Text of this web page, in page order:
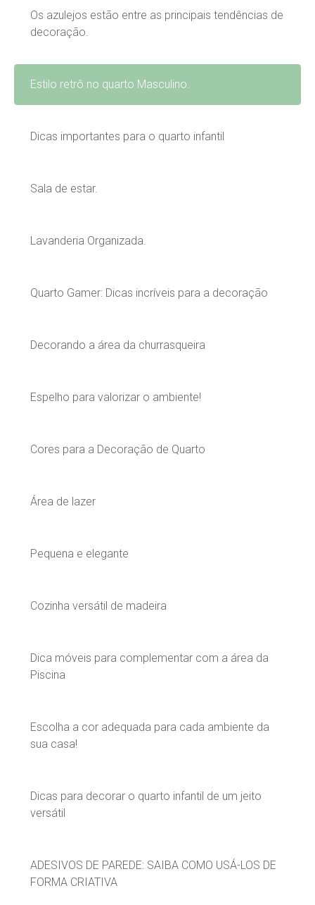
Os azulejos estão entre as principais tendências de
decoração.
Estilo retrô no quarto Masculino.
Dicas importantes para o quarto infantil
Sala de estar.
Lavanderia Organizada.
Quarto Gamer: Dicas incríveis para a decoração
Decorando a área da churrasqueira
Espelho para valorizar o ambiente!
Cores para a Decoração de Quarto
Área de lazer
Pequena e elegante
Cozinha versátil de madeira
Dica móveis para complementar com a área da
Piscina
Escolha a cor adequada para cada ambiente da
sua casa!
Dicas para decorar o quarto infantil de um jeito
versátil
ADESIVOS DE PAREDE: SAIBA COMO USÁ-LOS DE
FORMA CRIATIVA